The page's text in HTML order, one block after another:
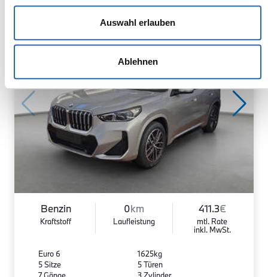
Auswahl erlauben
Ablehnen
Benzin
Kraftstoff
0km
Laufleistung
411.3€
mtl. Rate
inkl. MwSt.
Euro 6
5 Sitze
1625kg
5 Türen